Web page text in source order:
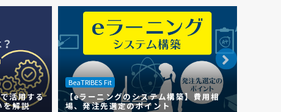
活用する
を解説
BeaTRIBES Fit
【eラーニングのシステム構築】費用相
場、発注先選定のポイント